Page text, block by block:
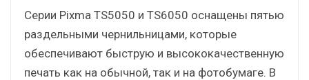
Серии Pixma TS5050 и TS6050 оснащены пятью
раздельными чернильницами, которые
обеспечивают быструю и высококачественную
печать как на обычной, так и на фотобумаге. В